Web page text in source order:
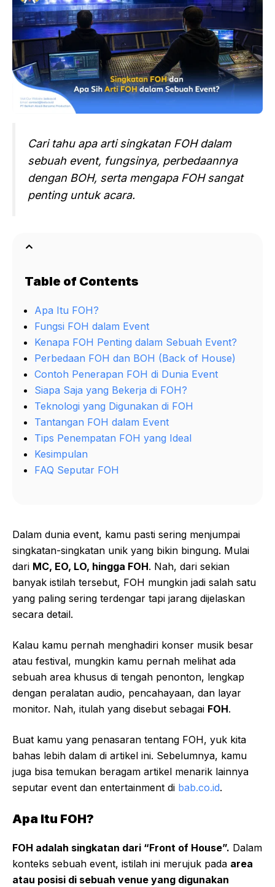
Cari tahu apa arti singkatan FOH dalam
sebuah event, fungsinya, perbedaannya
dengan BOH, serta mengapa FOH sangat
penting untuk acara.
Table of Contents
Apa Itu FOH?
Fungsi FOH dalam Event
Kenapa FOH Penting dalam Sebuah Event?
Perbedaan FOH dan BOH (Back of House)
Contoh Penerapan FOH di Dunia Event
Siapa Saja yang Bekerja di FOH?
Teknologi yang Digunakan di FOH
Tantangan FOH dalam Event
Tips Penempatan FOH yang Ideal
Kesimpulan
FAQ Seputar FOH
Dalam dunia event, kamu pasti sering menjumpai
singkatan-singkatan unik yang bikin bingung. Mulai
dari MC, EO, LO, hingga FOH. Nah, dari sekian
banyak istilah tersebut, FOH mungkin jadi salah satu
yang paling sering terdengar tapi jarang dijelaskan
secara detail.
Kalau kamu pernah menghadiri konser musik besar
atau festival, mungkin kamu pernah melihat ada
sebuah area khusus di tengah penonton, lengkap
dengan peralatan audio, pencahayaan, dan layar
monitor. Nah, itulah yang disebut sebagai FOH.
Buat kamu yang penasaran tentang FOH, yuk kita
bahas lebih dalam di artikel ini. Sebelumnya, kamu
juga bisa temukan beragam artikel menarik lainnya
seputar event dan entertainment di bab.co.id.
Apa Itu FOH?
FOH adalah singkatan dari “Front of House”. Dalam
konteks sebuah event, istilah ini merujuk pada area
atau posisi di sebuah venue yang digunakan